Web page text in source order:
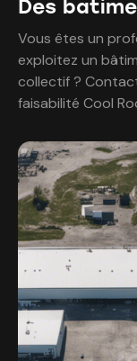
Des
Vous êtes un
exploitez un
collectif ?
faisabilité Cool